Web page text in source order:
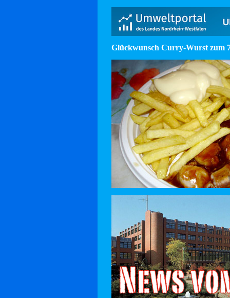
Glückwunsch Curry-Wurst zum